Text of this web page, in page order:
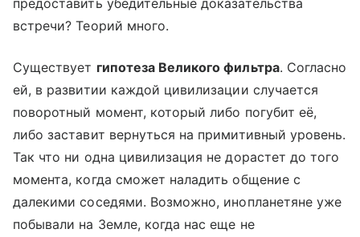
встречи? Теорий много.
Существует гипотеза Великого фильтра. Согласно
ей, в развитии каждой цивилизации случается
поворотный момент, который либо погубит её,
либо заставит вернуться на примитивный уровень.
Так что ни одна цивилизация не дорастет до того
момента, когда сможет наладить общение с
далекими соседями. Возможно, инопланетяне уже
побывали на Земле, когда нас еще не